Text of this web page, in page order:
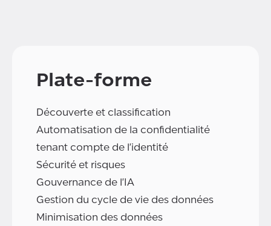
Plate-forme
Découverte et classification
Automatisation de la confidentialité
tenant compte de l'identité
Sécurité et risques
Gouvernance de l'IA
Gestion du cycle de vie des données
Minimisation des données